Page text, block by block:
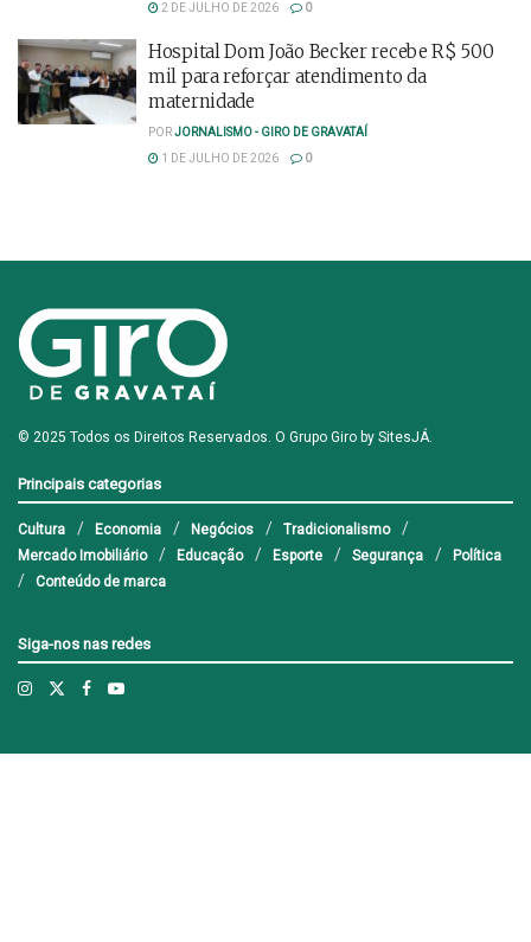
2 DE JULHO DE 2026
0
Hospital Dom João Becker recebe R$ 500
mil para reforçar atendimento da
maternidade
PORJORNALISMO - GIRO DE GRAVATAÍ
1 DE JULHO DE 2026
0
© 2025 Todos os Direitos Reservados. O Grupo Giro by SitesJÁ.
Principais categorias
Cultura Economia Negócios
Tradicionalismo
Mercado Imobiliário
Educação Esporte Segurança
Política
Conteúdo de marca
Siga-nos nas redes